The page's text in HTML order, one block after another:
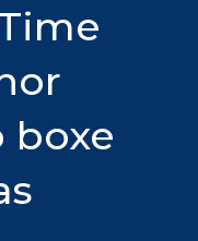
boxe